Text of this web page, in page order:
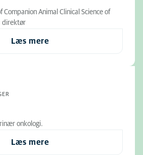
Animal Clinical Science of
direktør
Læs mere
onkologi.
Læs mere